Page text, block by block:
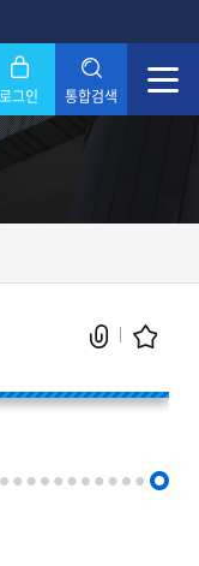
로그인 통합검색
겠습니까?